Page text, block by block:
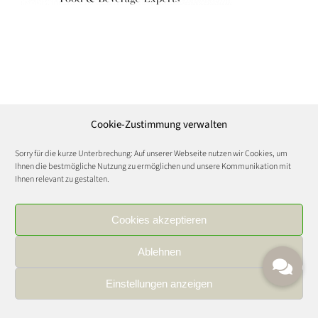
Cookie-Zustimmung verwalten
Sorry für die kurze Unterbrechung: Auf unserer Webseite nutzen wir Cookies, um
Ihnen die bestmögliche Nutzung zu ermöglichen und unsere Kommunikation mit
Ihnen relevant zu gestalten.
Cookies akzeptieren
Ablehnen
Einstellungen anzeigen
IMPRESSUM|DATENSCHUTZ|KARRIERE
FOOD AND WINE CULTURE © Copyright 2021 | All Rights Reserved